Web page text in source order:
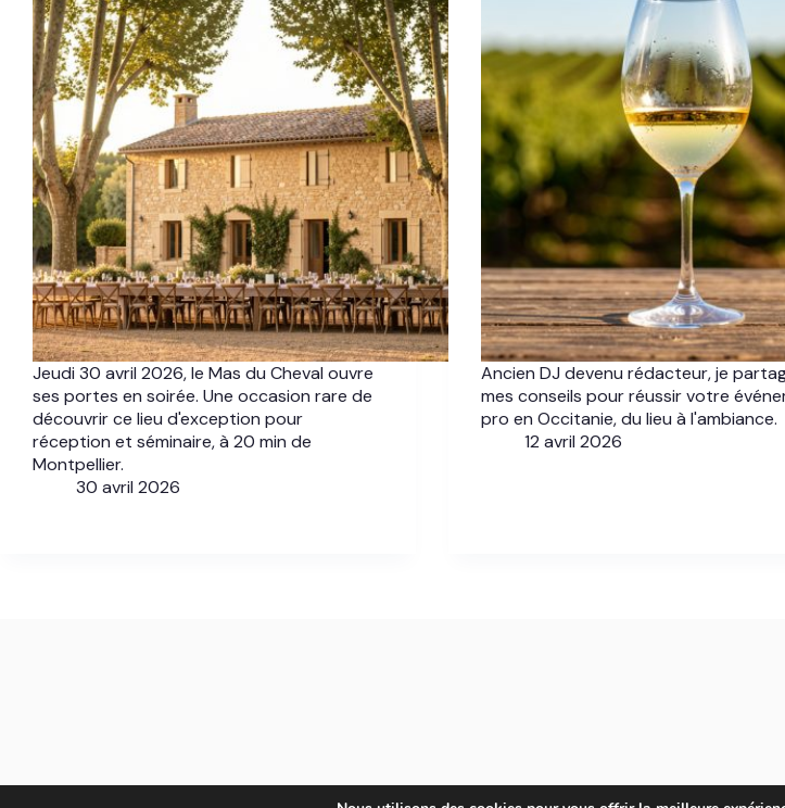
Jeudi 30 avril 2026, le Mas du Cheval ouvre
ses portes en soirée. Une occasion rare de
découvrir ce lieu d'exception pour
réception et séminaire, à 20 min de
Montpellier.
30 avril 2026
Ancien DJ devenu rédacteur, je
mes conseils pour réussir votre
pro en Occitanie, du lieu à l'ambiance.
12 avril 2026